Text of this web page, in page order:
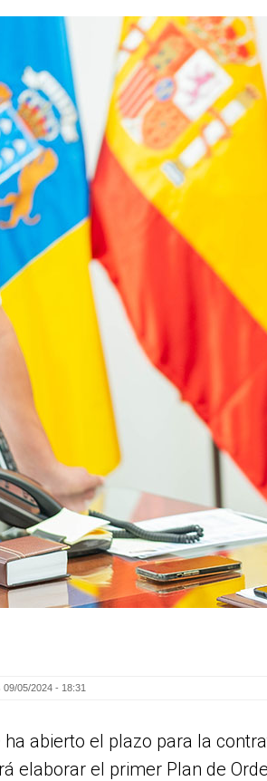
09/05/2024 - 18:31
ha abierto el plazo para la
elaborar el primer Plan de